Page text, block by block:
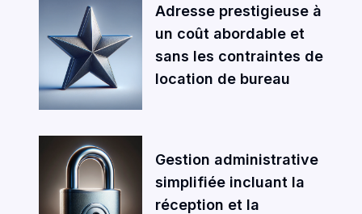
Adresse prestigieuse à
un coût abordable et
sans les contraintes de
location de bureau
Gestion administrative
simplifiée incluant la
réception et la